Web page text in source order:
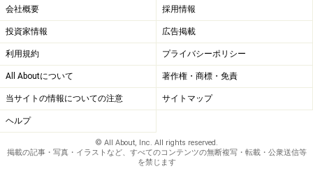
会社概要 採用情報
投資家情報 広告掲載
利用規約 プライバシーポリシー
All Aboutについて 著作権・商標・免責
当サイトの情報についての注意 サイトマップ
ヘルプ
© All About, Inc. All rights reserved.
掲載の記事・写真・イラストなど、すべてのコンテンツの無断複写・転載・公衆送信等
を禁じます